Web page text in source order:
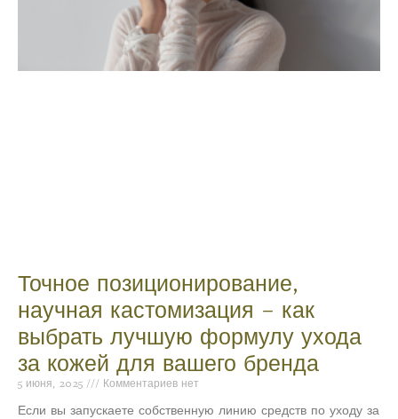
Точное позиционирование,
научная кастомизация – как
выбрать лучшую формулу ухода
за кожей для вашего бренда
5 июня, 2025 Комментариев нет
Если вы запускаете собственную линию средств по уходу за